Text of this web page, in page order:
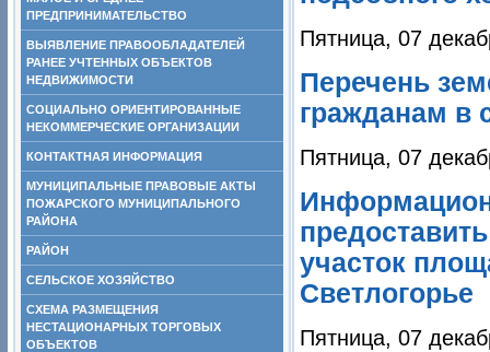
ПРЕДПРИНИМАТЕЛЬСТВО
ВЫЯВЛЕНИЕ ПРАВООБЛАДАТЕЛЕЙ
РАНЕЕ УЧТЕННЫХ ОБЪЕКТОВ
НЕДВИЖИМОСТИ
СОЦИАЛЬНО ОРИЕНТИРОВАННЫЕ
НЕКОММЕРЧЕСКИЕ ОРГАНИЗАЦИИ
КОНТАКТНАЯ ИНФОРМАЦИЯ
МУНИЦИПАЛЬНЫЕ ПРАВОВЫЕ АКТЫ
ПОЖАРСКОГО МУНИЦИПАЛЬНОГО
РАЙОНА
РАЙОН
СЕЛЬСКОЕ ХОЗЯЙСТВО
СХЕМА РАЗМЕЩЕНИЯ
НЕСТАЦИОНАРНЫХ ТОРГОВЫХ
ОБЪЕКТОВ
Пятница, 07
Перечень
гражданам в
Пятница, 07
участок
Светлогорье
Пятница, 07